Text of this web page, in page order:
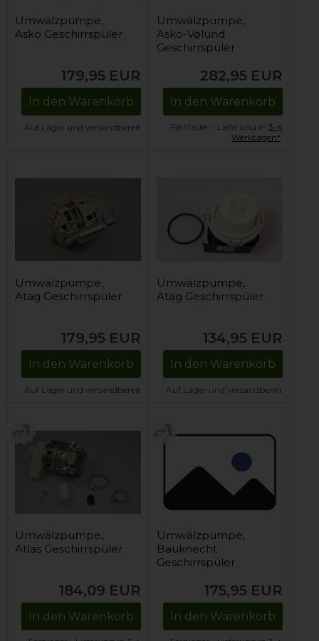
Umwälzpumpe,
Asko Geschirrspüler
179,95 EUR
In den Warenkorb
Auf Lager und versandbereit
Umwälzpumpe,
Asko-Vølund
Geschirrspüler
282,95 EUR
In den Warenkorb
Fernlager - Lieferung in 3-4
Werktagen*
Umwälzpumpe,
Atag Geschirrspüler
179,95 EUR
In den Warenkorb
Auf Lager und versandbereit
Umwälzpumpe,
Atag Geschirrspüler
134,95 EUR
In den Warenkorb
Auf Lager und versandbereit
Umwälzpumpe,
Atlas Geschirrspüler
184,09 EUR
In den Warenkorb
Umwälzpumpe,
Bauknecht
Geschirrspüler
175,95 EUR
In den Warenkorb